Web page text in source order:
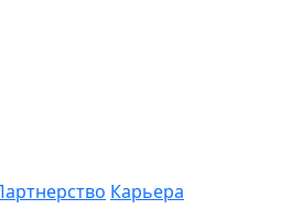
Карьера